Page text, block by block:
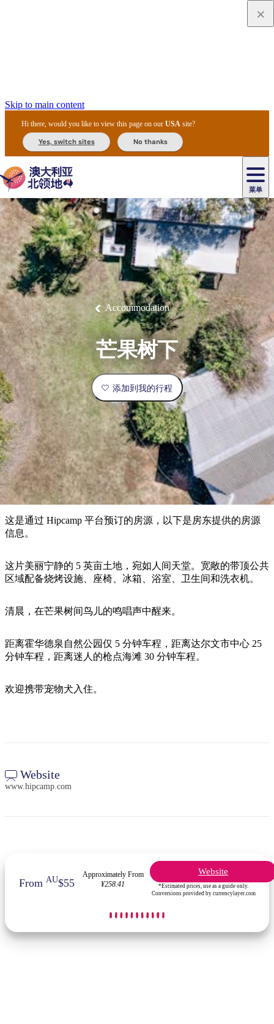
Skip to main content
Hi there, would you like to view this page on ourUSA site?
Yes, switch sites No thanks
菜单
主
导
航
景
点
最
受
欢
迎
目
的
地
内
陆
和
户
外
地
区
探
索
达
尔
文
爱
丽
泉
乌
鲁
鲁
卡
卡
杜
家
公
园
李
治
菲
特
国
家
公
园
卡
国
家
公
园
提
维
群
岛
东
阿
纳
姆
地
马
塔
兰
卡
泉
池
尼
特
米
鲁
克
国
家
公
园
卡
鲁
卡
鲁
魔
鬼
大
理
石
保
护
区
马
古
克
瀑
布
茨
奥
里
查
/
西
麦
克
唐
纳
国
家
公
园
活
动
体
验
旅
行
者
类
型
精
选
榜
单
住
民
文
化
体
验
美
食
略
节
庆
与
活
动
户
和
探
险
自
然
和
野
生
动
植
物
历
史
和
遗
产
钓
鱼
高
端
旅
游
露
营
和
豪
野
营
旅
行
灵
感
规
划
您
行
规
划
和
预
订
实
用
信
息
划
工
具
住
宿
导
游
陪
同
程
租
车
和
交
通
搜
Accommodation
芒果树下
添加到我的行程
这是通过 Hipcamp 平台预订的房源，以下是房东提供的房源
信息。
这片美丽宁静的 5 英亩土地，宛如人间天堂。宽敞的带顶公共
区域配备烧烤设施、座椅、冰箱、浴室、卫生间和洗衣机。
清晨，在芒果树间鸟儿的鸣唱声中醒来。
距离霍华德泉自然公园仅 5 分钟车程，距离达尔文市中心 25
分钟车程，距离迷人的枪点海滩 30 分钟车程。
欢迎携带宠物犬入住。
Website
www.hipcamp.com
From AU$55
Approximately From
¥258.41
Website
*Estimated prices, use as a guide only.
Conversions provided by currencylayer.com